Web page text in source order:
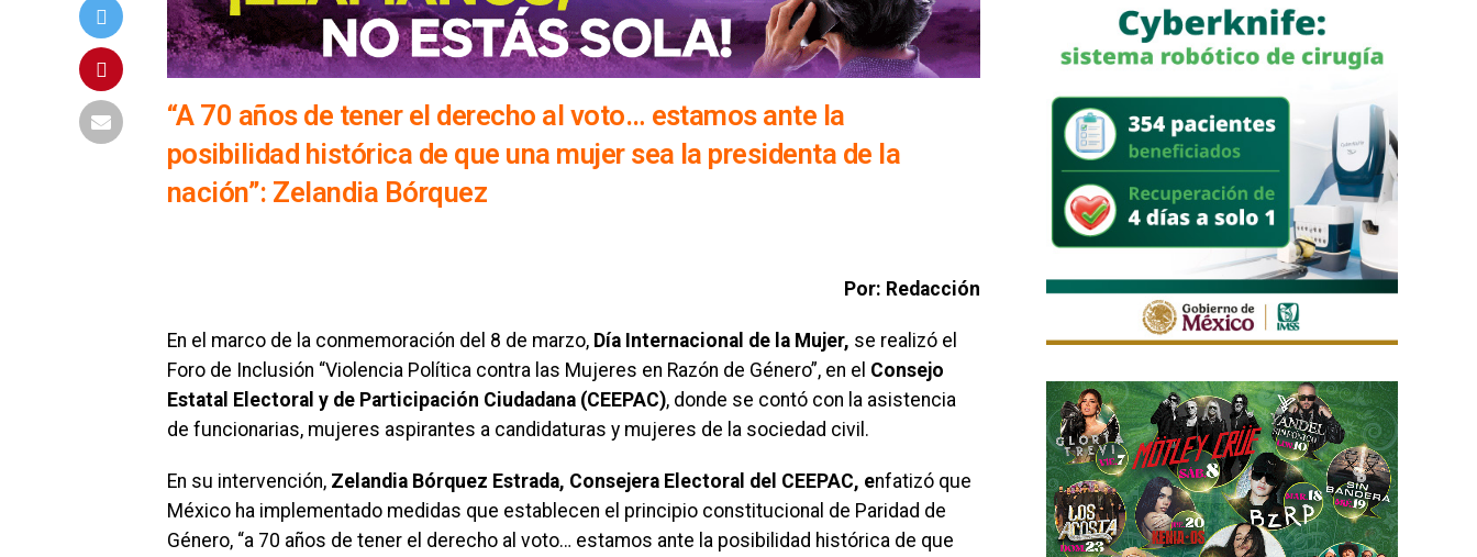
“A 70 años de tener el derecho al voto… estamos ante la
posibilidad histórica de que una mujer sea la presidenta de la
nación”: Zelandia Bórquez
Por: Redacción
En el marco de la conmemoración del 8 de marzo, Día Internacional de la Mujer, se realizó el
Foro de Inclusión “Violencia Política contra las Mujeres en Razón de Género”, en el Consejo
Estatal Electoral y de Participación Ciudadana (CEEPAC), donde se contó con la asistencia
de funcionarias, mujeres aspirantes a candidaturas y mujeres de la sociedad civil.
En su intervención, Zelandia Bórquez Estrada, Consejera Electoral del CEEPAC, enfatizó que
México ha implementado medidas que establecen el principio constitucional de Paridad de
Género, “a 70 años de tener el derecho al voto… estamos ante la posibilidad histórica de que